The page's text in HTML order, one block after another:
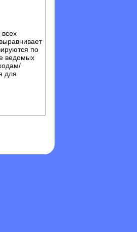
по
ведомых
для